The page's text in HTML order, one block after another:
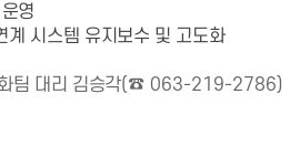
영
계 시스템 유지보수 및 고도화
팀 대리 김승각(☎ 063-219-2786)